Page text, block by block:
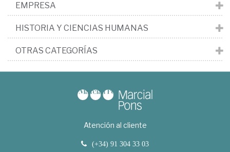
EMPRESA
HISTORIA Y CIENCIAS HUMANAS
OTRAS CATEGORÍAS
Atención al cliente
(+34) 91 304 33 03